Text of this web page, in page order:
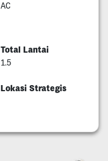
AC
Total Lantai
1.5
Lokasi Strategis